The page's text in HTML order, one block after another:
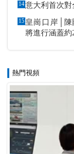
14意大利首次
15 皇崗口岸│陳
將進行涵蓋
熱門視頻